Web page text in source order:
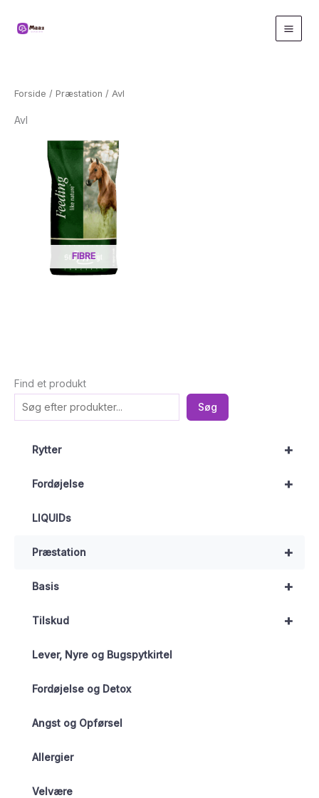
Find et produkt
Søg
+
Rytter
+
Fordøjelse
LIQUIDs
+
Præstation
+
Basis
+
Tilskud
Lever, Nyre og Bugspytkirtel
Fordøjelse og Detox
Angst og Opførsel
Allergier
Velvære
Forside / Præstation / Avl
Avl
FIBRE